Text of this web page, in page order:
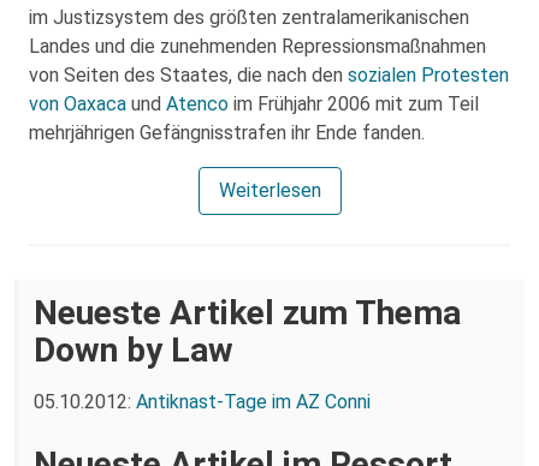
im Justizsystem des größten zentralamerikanischen
Landes und die zunehmenden Repressionsmaßnahmen
von Seiten des Staates, die nach den sozialen Protesten
von Oaxaca und Atenco im Frühjahr 2006 mit zum Teil
mehrjährigen Gefängnisstrafen ihr Ende fanden.
Weiterlesen
Neueste Artikel zum Thema
Down by Law
05.10.2012: Antiknast-Tage im AZ Conni